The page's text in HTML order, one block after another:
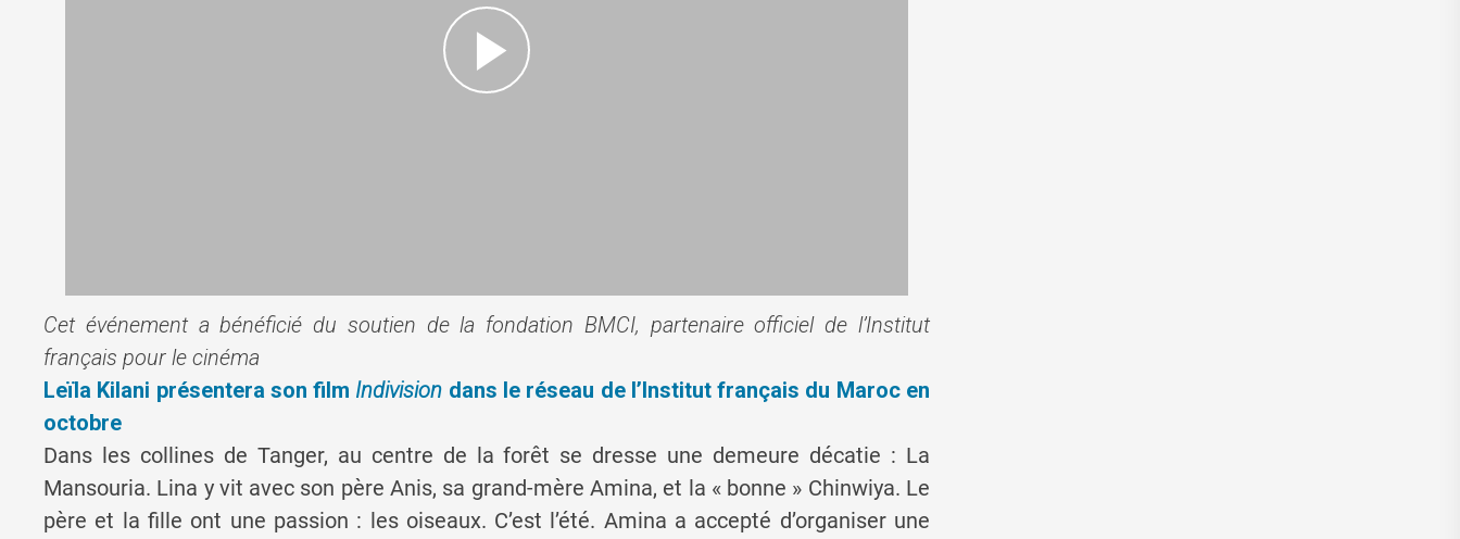
Cet événement a bénéficié du soutien de la fondation BMCI, partenaire officiel de l’Institut
français pour le cinéma
Leïla Kilani présentera son film Indivision dans le réseau de l’Institut français du Maroc en
octobre
Dans les collines de Tanger, au centre de la forêt se dresse une demeure décatie : La
Mansouria. Lina y vit avec son père Anis, sa grand-mère Amina, et la « bonne » Chinwiya. Le
père et la fille ont une passion : les oiseaux. C’est l’été. Amina a accepté d’organiser une